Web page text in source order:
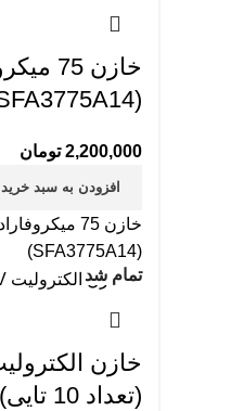
(SFA3775A14)
2,200,000 تومان
افزودن به سبد خرید
(SFA3775A14)
تمام شد
(تعداد 10 تایی)